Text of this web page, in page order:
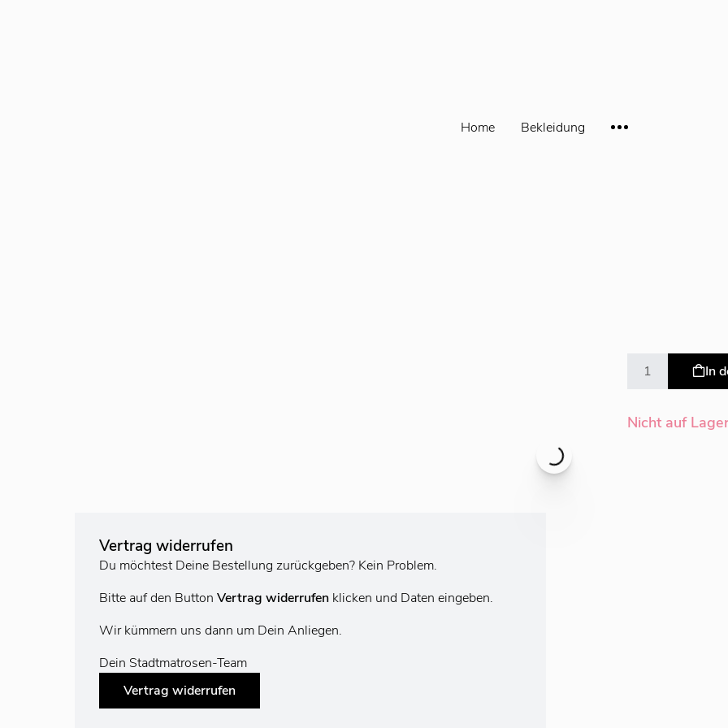
Home Bekleidung
In
Nicht auf
Vertrag widerrufen
Du möchtest Deine Bestellung zurückgeben? Kein Problem.
Bitte auf den Button Vertrag widerrufen klicken und Daten eingeben.
Wir kümmern uns dann um Dein Anliegen.
Dein Stadtmatrosen-Team
Vertrag widerrufen